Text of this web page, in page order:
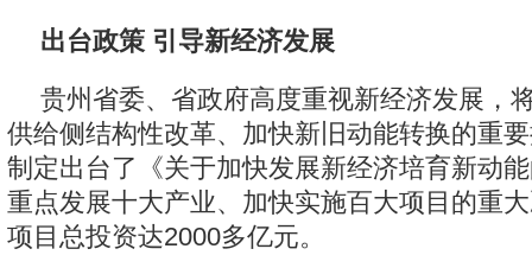
出台政策 引导新经济发展
贵州省委、省政府高度重视新经济发展，
供给侧结构性改革、加快新旧动能转换的重
制定出台了《关于加快发展新经济培育新动
重点发展十大产业、加快实施百大项目的重
项目总投资达2000多亿元。